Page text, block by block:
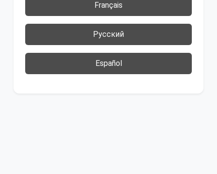
Français
Русский
Español